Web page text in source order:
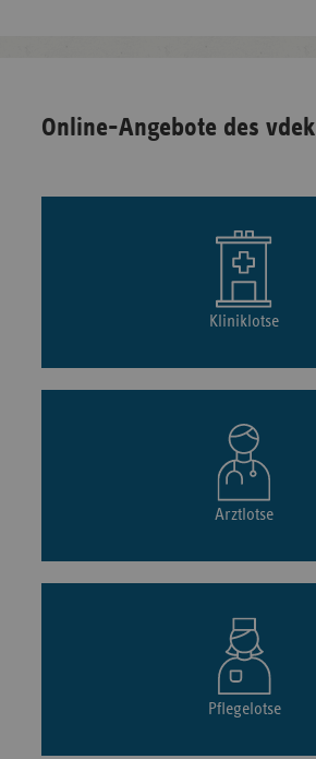
Online-Angebote des vdek
Kliniklotse
Arztlotse
Pflegelotse